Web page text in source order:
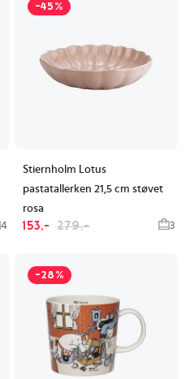
4
-45%
Stiernholm Lotus
pastatallerken 21,5 cm støvet
rosa
153,- 279,- 3
-28%